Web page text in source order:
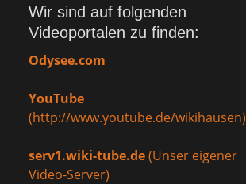
Wir sind auf folgenden
Videoportalen zu finden:
Odysee.com
YouTube
(http://www.youtube.de/wikihausen)
serv1.wiki-tube.de(Unser eigener
Video-Server)